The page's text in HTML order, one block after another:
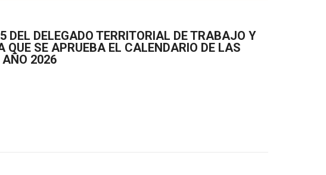
DEL DELEGADO TERRITORIAL DE TRABAJO Y
SE APRUEBA EL CALENDARIO DE LAS
AÑO 2026